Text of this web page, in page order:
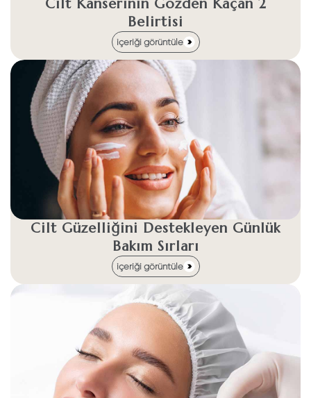
Cilt Kanserinin Gözden Kaçan 2
Belirtisi
içeriği görüntüle
Cilt Güzelliğini Destekleyen Günlük
Bakım Sırları
içeriği görüntüle